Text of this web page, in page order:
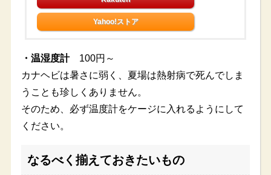
Yahoo!ストア
・温湿度計100円～
カナヘビは暑さに弱く、夏場は熱射病で死んでしま
うことも珍しくありません。
そのため、必ず温度計をケージに入れるようにして
ください。
なるべく揃えておきたいもの